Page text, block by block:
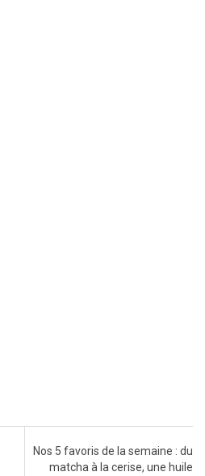
Nos 5 favoris de la semaine : du
matcha à la cerise, une huile